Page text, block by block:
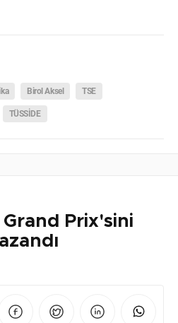
Birol Aksel TSE
TÜSSİDE
Grand Prix'sini